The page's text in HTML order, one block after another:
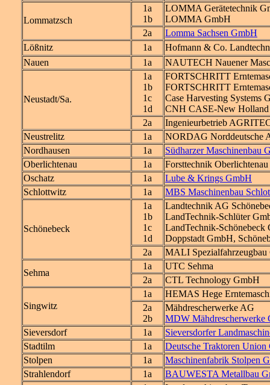
Lommatzsch
1a
1b
LOMMA Gerätetechnik
LOMMA GmbH
2a
Lomma Sachsen GmbH
Lößnitz
1a
Hofmann & Co.
Nauen
1a NAUTECH Nauener
Neustadt/Sa.
1a
1b
1c
1d
FORTSCHRITT
FORTSCHRITT
Case Harvesting Systems
CNH CASE-New Holland
2a
Ingenieurbetrieb
Neustrelitz
1a
NORDAG Norddeutsche
Nordhausen
1a
Südharzer Maschinenbau
Oberlichtenau
1a
Forsttechnik
Oschatz
1a
Lube & Krings GmbH
Schlottwitz
1a MBS Maschinenbau
Schönebeck
1a
1b
1c
1d
Landtechnik AG
LandTechnik-Schlüter
LandTechnik-Schönebeck
Doppstadt GmbH,
2a
MALI Spezialfahrzeugbau
Sehma
1a
UTC Sehma
2a
CTL Technology GmbH
Singwitz
1a
HEMAS Hege
2a
2b
Mähdrescherwerke AG
MDW Mähdrescherwerke
Sieversdorf
1a
Sieversdorfer
Stadtilm
1a
Deutsche Traktoren Union
Stolpen
1a
Maschinenfabrik Stolpen
Strahlendorf
1a
BAUWESTA Metallbau